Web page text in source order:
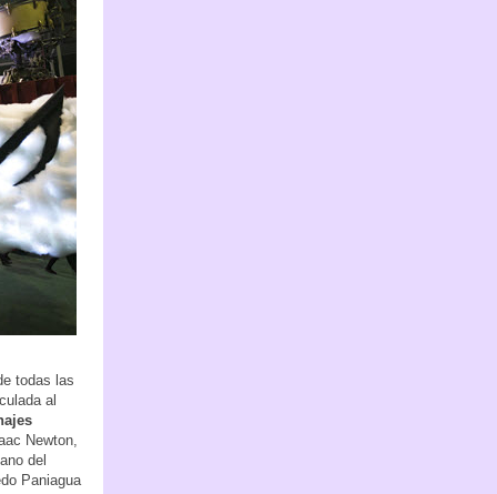
todas las
al
Newton,
del
Paniagua